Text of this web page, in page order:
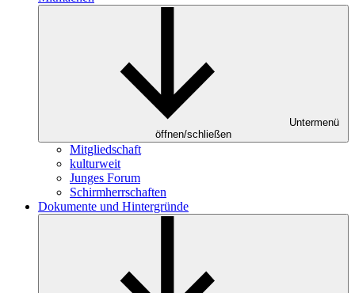
Untermenü
öffnen/schließen
Mitgliedschaft
kulturweit
Junges Forum
Schirmherrschaften
Dokumente und Hintergründe